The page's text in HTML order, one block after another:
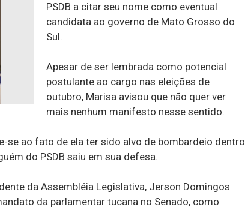
PSDB a citar seu nome como eventual
candidata ao governo de Mato Grosso do
Sul.
Apesar de ser lembrada como potencial
postulante ao cargo nas eleições de
outubro, Marisa avisou que não quer ver
mais nenhum manifesto nesse sentido.
se ao fato de ela ter sido alvo de bombardeio dentro
do PSDB saiu em sua defesa.
da Assembléia Legislativa, Jerson Domingos
da parlamentar tucana no Senado, como